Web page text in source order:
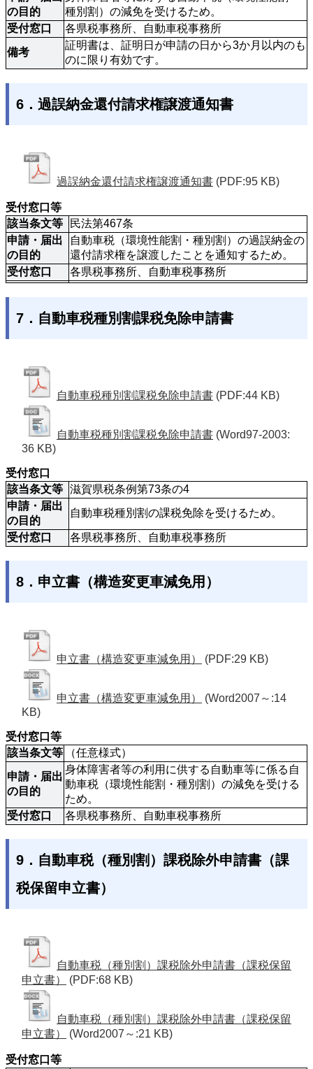
の目的
種別割）の減免を受けるため。
受付窓口
各県税事務所、自動車税事務所
備考
証明書は、証明日が申請の日から3か月以内のも
のに限り有効です。
6．過誤納金還付請求権譲渡通知書
過誤納金還付請求権譲渡通知書 (PDF:95 KB)
受付窓口等
該当条文等
民法第467条
申請・届出
の目的
自動車税（環境性能割・種別割）の過誤納金の
還付請求権を譲渡したことを通知するため。
受付窓口
各県税事務所、自動車税事務所
7．自動車税種別割課税免除申請書
自動車税種別割課税免除申請書 (PDF:44 KB)
自動車税種別割課税免除申請書 (Word97-2003:
36 KB)
受付窓口
該当条文等 滋賀県税条例第73条の4
申請・届出
の目的
自動車税種別割の課税免除を受けるため。
受付窓口 各県税事務所、自動車税事務所
8．申立書（構造変更車減免用）
申立書（構造変更車減免用） (PDF:29 KB)
申立書（構造変更車減免用）
(Word2007～:14
KB)
受付窓口等
該当条文等
（任意様式）
申請・届出
の目的
身体障害者等の利用に供する自動車等に係る自
動車税（環境性能割・種別割）の減免を受ける
ため。
受付窓口
各県税事務所、自動車税事務所
9．自動車税（種別割）課税除外申請書（課
税保留申立書）
自動車税（種別割）課税除外申請書（課税保留
申立書）
(PDF:68 KB)
自動車税（種別割）課税除外申請書（課税保留
申立書）
(Word2007～:21 KB)
受付窓口等